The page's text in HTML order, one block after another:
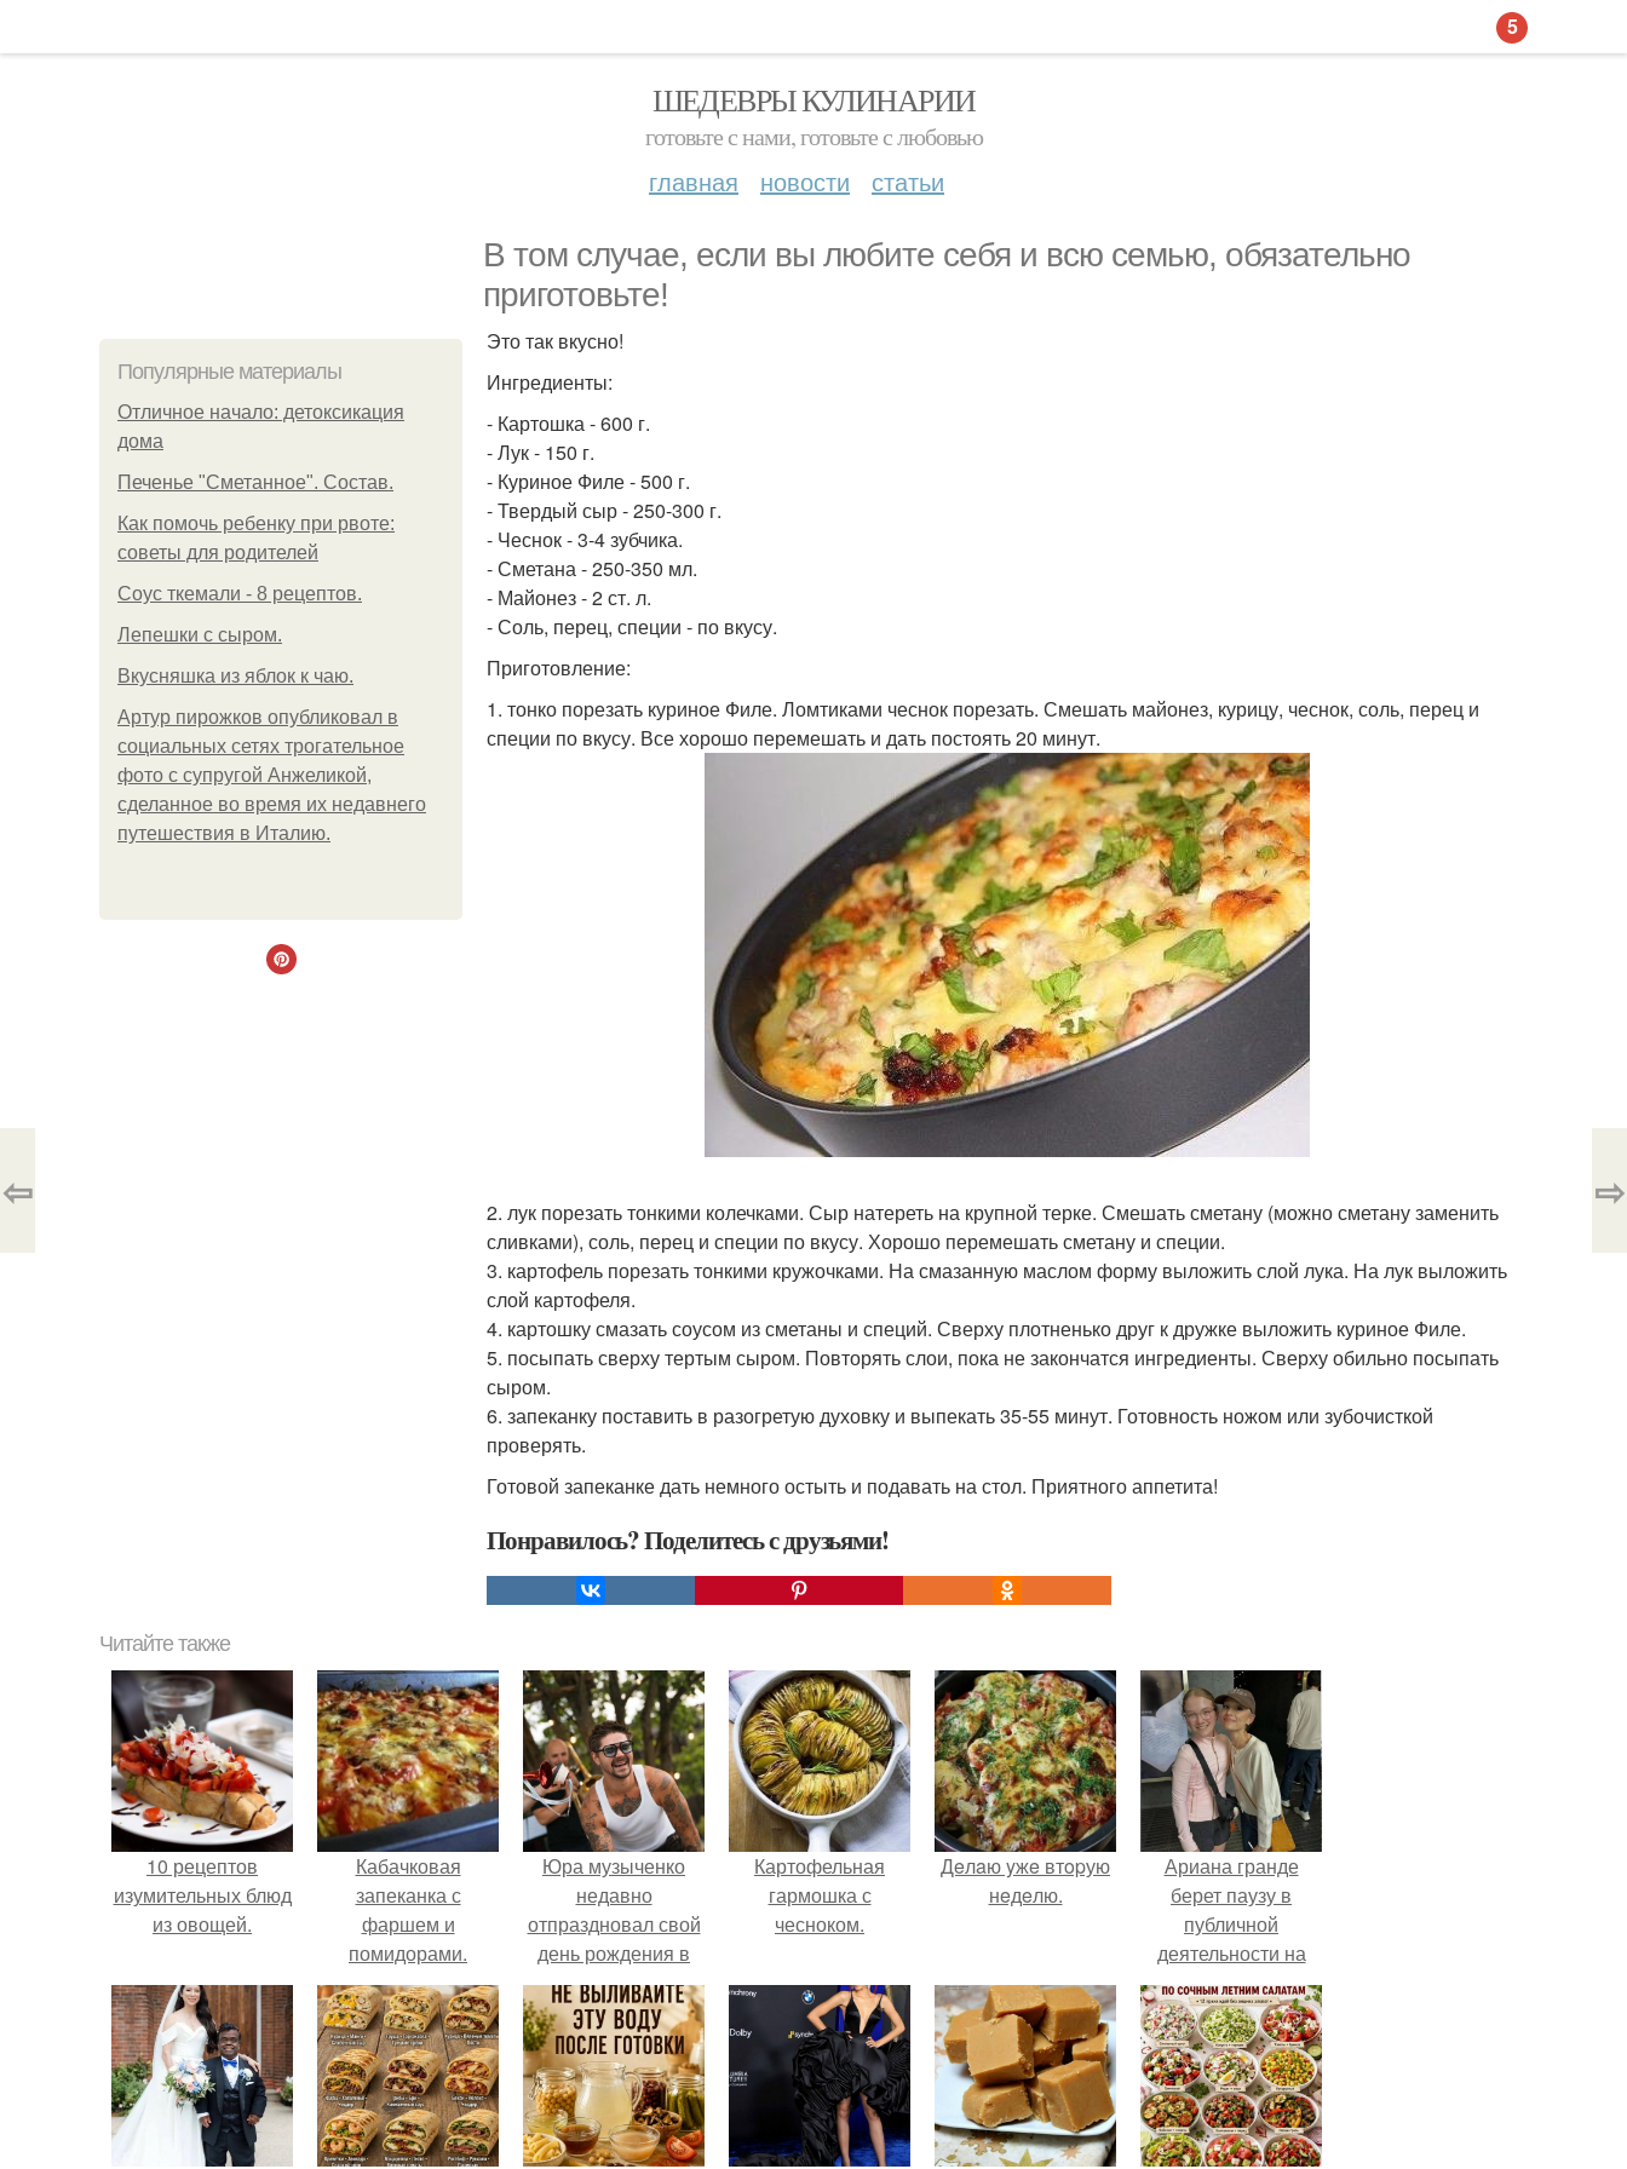
ШЕДЕВРЫ КУЛИНАРИИ
готовьте с нами, готовьте с любовью
главная новости статьи
В том случае, если вы любите себя и всю семью, обязательно
приготовьте!
Популярные материалы
Отличное начало: детоксикация
дома
Печенье "Сметанное". Состав.
Как помочь ребенку при рвоте:
советы для родителей
Соус ткемали - 8 рецептов.
Лепешки с сыром.
Вкусняшка из яблок к чаю.
Артур пирожков опубликовал в
социальных сетях трогательное
фото с супругой Анжеликой,
сделанное во время их недавнего
путешествия в Италию.
Это так вкусно!
Ингредиенты:
- Картошка - 600 г.
- Лук - 150 г.
- Куриное Филе - 500 г.
- Твердый сыр - 250-300 г.
- Чеснок - 3-4 зубчика.
- Сметана - 250-350 мл.
- Майонез - 2 ст. л.
- Соль, перец, специи - по вкусу.
Приготовление:
1. тонко порезать куриное Филе. Ломтиками чеснок порезать. Смешать майонез, курицу, чеснок, соль, перец и
специи по вкусу. Все хорошо перемешать и дать постоять 20 минут.
2. лук порезать тонкими колечками. Сыр натереть на крупной терке. Смешать сметану (можно сметану заменить
сливками), соль, перец и специи по вкусу. Хорошо перемешать сметану и специи.
3. картофель порезать тонкими кружочками. На смазанную маслом форму выложить слой лука. На лук выложить
слой картофеля.
4. картошку смазать соусом из сметаны и специй. Сверху плотненько друг к дружке выложить куриное Филе.
5. посыпать сверху тертым сыром. Повторять слои, пока не закончатся ингредиенты. Сверху обильно посыпать
сыром.
6. запеканку поставить в разогретую духовку и выпекать 35-55 минут. Готовность ножом или зубочисткой
проверять.
Готовой запеканке дать немного остыть и подавать на стол. Приятного аппетита!
Понравилось? Поделитесь с друзьями!
⇦ ⇨
Читайте также
10 рецептов
изумительных блюд
из овощей.
Кабачковая
запеканка с
фаршем и
помидорами.
Юра музыченко
недавно
отпраздновал свой
день рождения в
кругу самых
близких и родных
людей.
Картофельная
гармошка с
чесноком.
Дeлaю yжe втopую
нeдeлю.
Ариана гранде
берет паузу в
публичной
деятельности на
фоне слухов о
своем здоровье.
5